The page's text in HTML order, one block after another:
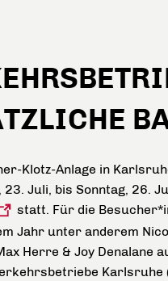
Klotz-Anlage in
23. Juli, bis Sonntag, 26.
statt. Für die
Jahr unter anderem
Herre & Joy Denalane
Karlsruhe